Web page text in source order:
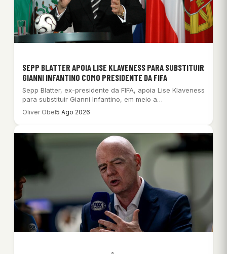
SEPP BLATTER APOIA LISE KLAVENESS PARA SUBSTITUIR
GIANNI INFANTINO COMO PRESIDENTE DA FIFA
Sepp Blatter, ex-presidente da FIFA, apoia Lise Klaveness
para substituir Gianni Infantino, em meio a…
Oliver Obel5 Ago 2026